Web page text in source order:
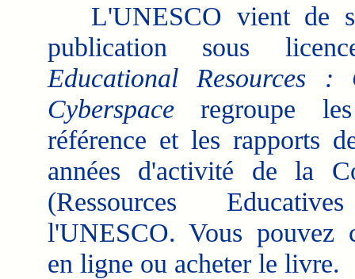
L'UNESCO vient de
publication sous
Educational Resources :
Cyberspaceregroupe les
référence et les rapports
années d'activité de la
(Ressources
l'UNESCO. Vous pouvez
en ligne ou acheter le livre.